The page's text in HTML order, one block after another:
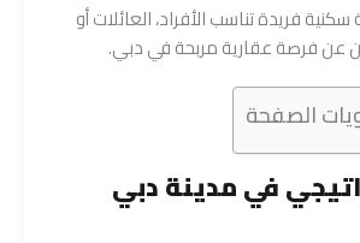
فريدة تناسب الأفراد، العائلات أو
عن فرصة عقارية مربحة في دبي.
الصفحة
في مدينة دبي